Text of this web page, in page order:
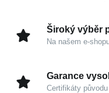
garancí špičkové
precizních
Široký výběr
Na našem e-
Garance
Certifikáty